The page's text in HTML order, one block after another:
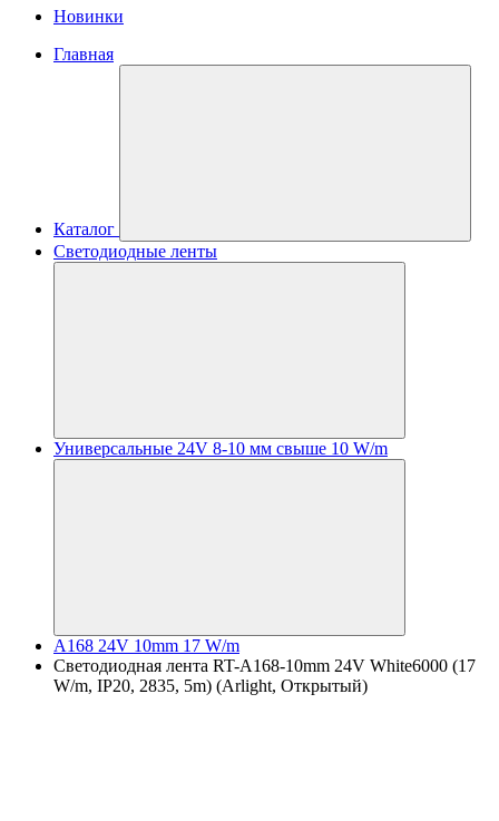
Новинки
Главная
Каталог
Светодиодные ленты
Универсальные 24V 8-10 мм свыше 10 W/m
A168 24V 10mm 17 W/m
Светодиодная лента RT-A168-10mm 24V White6000 (17
W/m, IP20, 2835, 5m) (Arlight, Открытый)